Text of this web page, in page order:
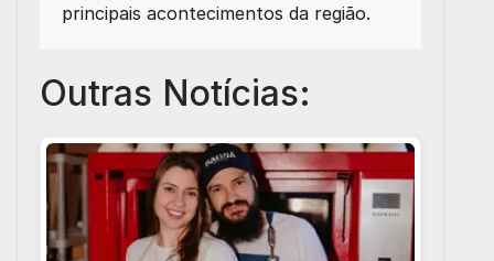
principais acontecimentos da região.
Outras Notícias: